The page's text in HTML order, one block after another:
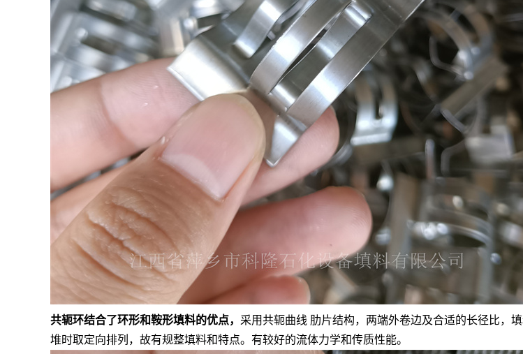
共轭环结合了环形和鞍形填料的优点， 采用共轭曲线 肋片结构，两端外卷边及合适的长径比，
堆时取定向排列，故有规整填料和特点。有较好的流体力学和传质性能。